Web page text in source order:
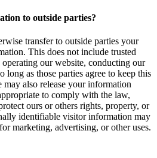
to outside parties?
transfer to outside parties your
This does not include trusted
our website, conducting our
long as those parties agree to keep this
also release your information
to comply with the law,
ours or others rights, property, or
identifiable visitor information may
marketing, advertising, or other uses.